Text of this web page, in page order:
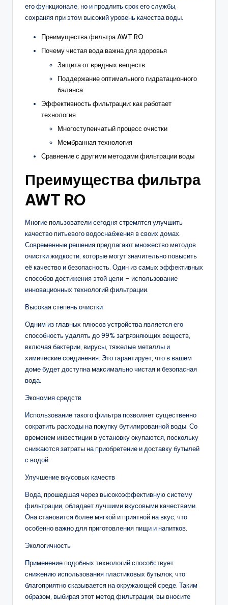
его функционале, но и продлить срок его службы,
сохраняя при этом высокий уровень качества воды.
Преимущества фильтра AWT RO
Почему чистая вода важна для здоровья
Защита от вредных веществ
Поддержание оптимального гидратационного
баланса
Эффективность фильтрации: как работает
технология
Многоступенчатый процесс очистки
Мембранная технология
Сравнение с другими методами фильтрации воды
Преимущества фильтра
AWT RO
Многие пользователи сегодня стремятся улучшить
качество питьевого водоснабжения в своих домах.
Современные решения предлагают множество методов
очистки жидкости, которые могут значительно повысить
её качество и безопасность. Один из самых эффективных
способов достижения этой цели – использование
инновационных технологий фильтрации.
Высокая степень очистки
Одним из главных плюсов устройства является его
способность удалять до 99% загрязняющих веществ,
включая бактерии, вирусы, тяжелые металлы и
химические соединения. Это гарантирует, что в вашем
доме будет доступна максимально чистая и безопасная
вода.
Экономия средств
Использование такого фильтра позволяет существенно
сократить расходы на покупку бутилированной воды. Со
временем инвестиции в установку окупаются, поскольку
снижаются затраты на приобретение и доставку бутылей
с водой.
Улучшение вкусовых качеств
Вода, прошедшая через высокоэффективную систему
фильтрации, обладает лучшими вкусовыми качествами.
Она становится более мягкой и приятной на вкус, что
особенно важно для приготовления пищи и напитков.
Экологичность
Применение подобных технологий способствует
снижению использования пластиковых бутылок, что
благоприятно сказывается на окружающей среде. Таким
образом, выбирая этот метод фильтрации, вы вносите